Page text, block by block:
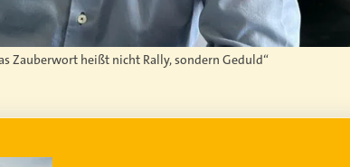
Zauberwort heißt nicht Rally, sondern Geduld“